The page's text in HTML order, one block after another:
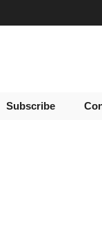
Subscribe